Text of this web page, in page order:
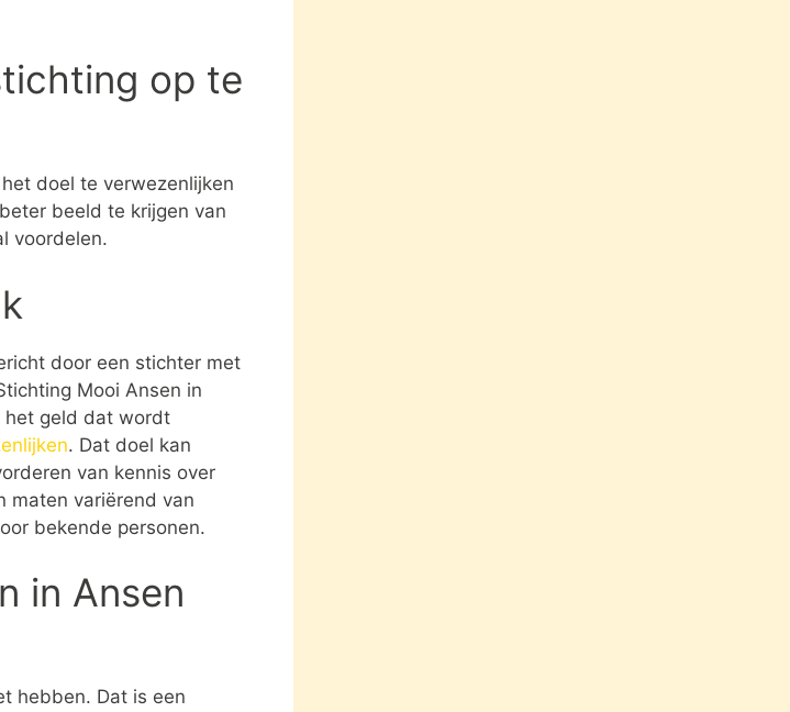
op te
doel te verwezenlijken
beeld te krijgen van
voordelen.
door een stichter met
Mooi Ansen in
het geld dat wordt
. Dat doel kan
van kennis over
maten variërend van
bekende personen.
in Ansen
hebben. Dat is een